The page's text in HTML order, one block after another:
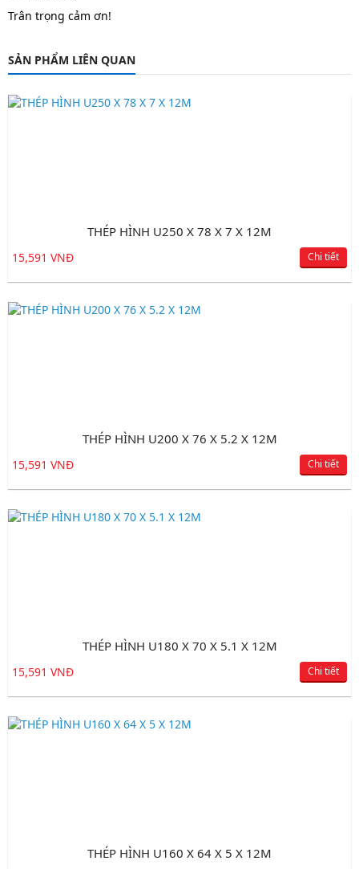
Trân trọng cảm ơn!
SẢN PHẨM LIÊN QUAN
THÉP HÌNH U250 X 78 X 7 X 12M
15,591 VNĐ Chi tiết
THÉP HÌNH U200 X 76 X 5.2 X 12M
15,591 VNĐ Chi tiết
THÉP HÌNH U180 X 70 X 5.1 X 12M
15,591 VNĐ Chi tiết
THÉP HÌNH U160 X 64 X 5 X 12M